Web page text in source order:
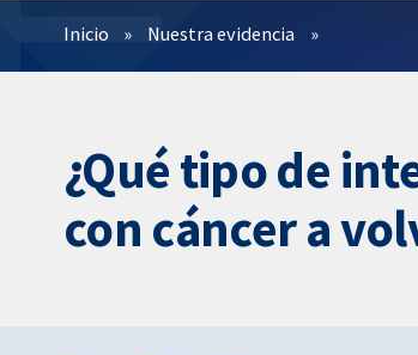
Filtros
Inicio Nuestra evidencia
¿Qué tipo de
con cáncer a